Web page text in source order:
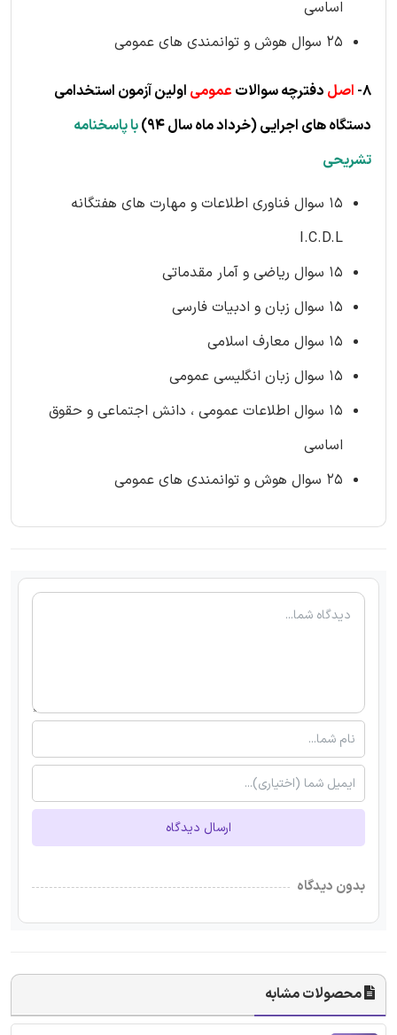
اساسی
25 سوال هوش و توانمندی های عمومی
8- اصل دفترچه سوالات عمومی اولین آزمون استخدامی
دستگاه های اجرایی(خرداد ماه سال 94)
با پاسخنامه
تشریحی
۱۵ سوال فناوری اطلاعات و مهارت های هفتگانه
I.C.D.L
۱۵ سوال ریاضی و آمار مقدماتی
۱۵ سوال زبان و ادبیات فارسی
۱۵ سوال معارف اسلامی
۱۵ سوال زبان انگلیسی عمومی
۱۵ سوال اطلاعات عمومی ، دانش اجتماعی و حقوق
اساسی
۲۵ سوال هوش و توانمندی های عمومی
ارسال دیدگاه
بدون دیدگاه
محصولات مشابه